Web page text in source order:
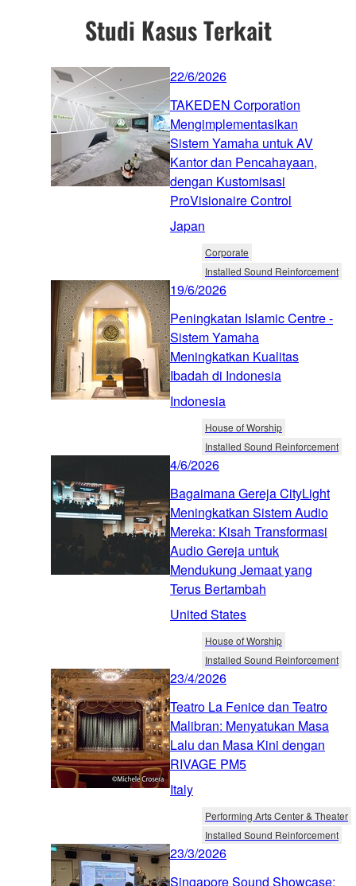
Studi Kasus Terkait
22/6/2026
TAKEDEN Corporation
Mengimplementasikan
Sistem Yamaha untuk AV
Kantor dan Pencahayaan,
dengan Kustomisasi
ProVisionaire Control
Japan
Corporate
Installed Sound Reinforcement
19/6/2026
Peningkatan Islamic Centre -
Sistem Yamaha
Meningkatkan Kualitas
Ibadah di Indonesia
Indonesia
House of Worship
Installed Sound Reinforcement
4/6/2026
Bagaimana Gereja CityLight
Meningkatkan Sistem Audio
Mereka: Kisah Transformasi
Audio Gereja untuk
Mendukung Jemaat yang
Terus Bertambah
United States
House of Worship
Installed Sound Reinforcement
23/4/2026
Teatro La Fenice dan Teatro
Malibran: Menyatukan Masa
Lalu dan Masa Kini dengan
RIVAGE PM5
Italy
Performing Arts Center & Theater
Installed Sound Reinforcement
23/3/2026
Singapore Sound Showcase: